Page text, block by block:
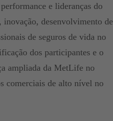
e lideranças do
inovação, desenvolvimento de
de seguros de vida no
dos participantes e o
ampliada da MetLife no
comerciais de alto nível no